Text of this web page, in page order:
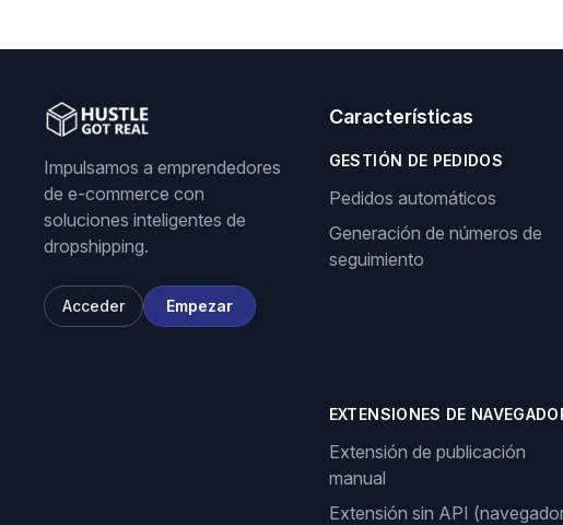
Impulsamos a emprendedores
de e-commerce con
soluciones inteligentes de
dropshipping.
Acceder Empezar
Características
GESTIÓN DE PEDIDOS
Pedidos automáticos
Generación de números de
seguimiento
EXTENSIONES DE
Extensión de publicación
manual
Extensión sin API